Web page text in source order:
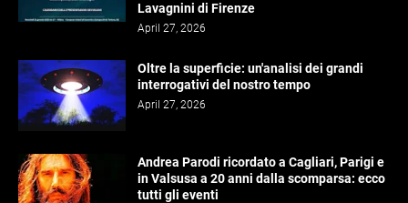
Lavagnini di Firenze
April 27, 2026
Oltre la superficie: un'analisi dei grandi
interrogativi del nostro tempo
April 27, 2026
Andrea Parodi ricordato a Cagliari, Parigi e
in Valsusa a 20 anni dalla scomparsa: ecco
tutti gli eventi